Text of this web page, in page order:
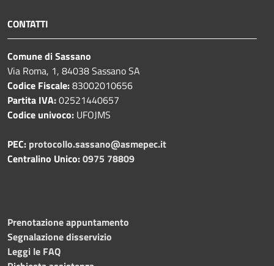
CONTATTI
Comune di Sassano
Via Roma, 1, 84038 Sassano SA
Codice Fiscale:83002010656
Partita IVA:02521440657
Codice univoco: UFOJMS
PEC: protocollo.sassano@asmepec.it
Centralino Unico:0975 78809
Prenotazione appuntamento
Segnalazione disservizio
Leggi le FAQ